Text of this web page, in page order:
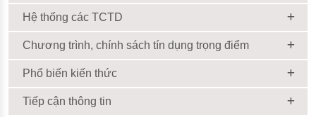
Hệ thống các TCTD
Chương trình, chính sách tín dụng trọng điểm
Phổ biến kiến thức
Tiếp cận thông tin